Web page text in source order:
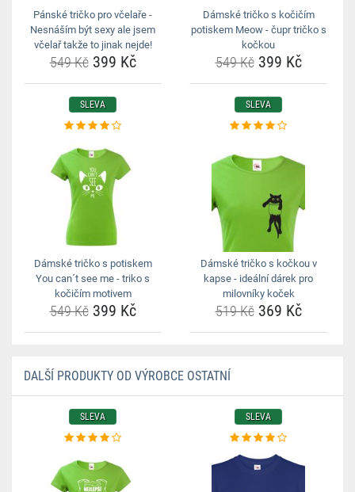
Pánské tričko pro včelaře -
Nesnáším být sexy ale jsem
včelař takže to jinak nejde!
549 Kč399 Kč
Dámské tričko s kočičím
potiskem Meow - čupr tričko s
kočkou
549 Kč399 Kč
SLEVA
Dámské tričko s potiskem
You can´t see me - triko s
kočičím motivem
549 Kč399 Kč
SLEVA
Dámské tričko s kočkou v
kapse - ideální dárek pro
milovníky koček
519 Kč369 Kč
DALŠÍ PRODUKTY OD VÝROBCE OSTATNÍ
SLEVA SLEVA